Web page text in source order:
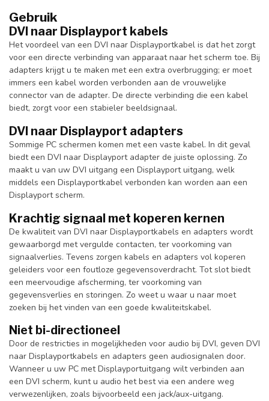
Gebruik
DVI naar Displayport kabels
Het voordeel van een DVI naar Displayportkabel is dat het zorgt
voor een directe verbinding van apparaat naar het scherm toe. Bij
adapters krijgt u te maken met een extra overbrugging; er moet
immers een kabel worden verbonden aan de vrouwelijke
connector van de adapter. De directe verbinding die een kabel
biedt, zorgt voor een stabieler beeldsignaal.
DVI naar Displayport adapters
Sommige PC schermen komen met een vaste kabel. In dit geval
biedt een DVI naar Displayport adapter de juiste oplossing. Zo
maakt u van uw DVI uitgang een Displayport uitgang, welk
middels een Displayportkabel verbonden kan worden aan een
Displayport scherm.
Krachtig signaal met koperen kernen
De kwaliteit van DVI naar Displayportkabels en adapters wordt
gewaarborgd met vergulde contacten, ter voorkoming van
signaalverlies. Tevens zorgen kabels en adapters vol koperen
geleiders voor een foutloze gegevensoverdracht. Tot slot biedt
een meervoudige afscherming, ter voorkoming van
gegevensverlies en storingen. Zo weet u waar u naar moet
zoeken bij het vinden van een goede kwaliteitskabel.
Niet bi-directioneel
Door de restricties in mogelijkheden voor audio bij DVI, geven DVI
naar Displayportkabels en adapters geen audiosignalen door.
Wanneer u uw PC met Displayportuitgang wilt verbinden aan
een DVI scherm, kunt u audio het best via een andere weg
verwezenlijken, zoals bijvoorbeeld een jack/aux-uitgang.